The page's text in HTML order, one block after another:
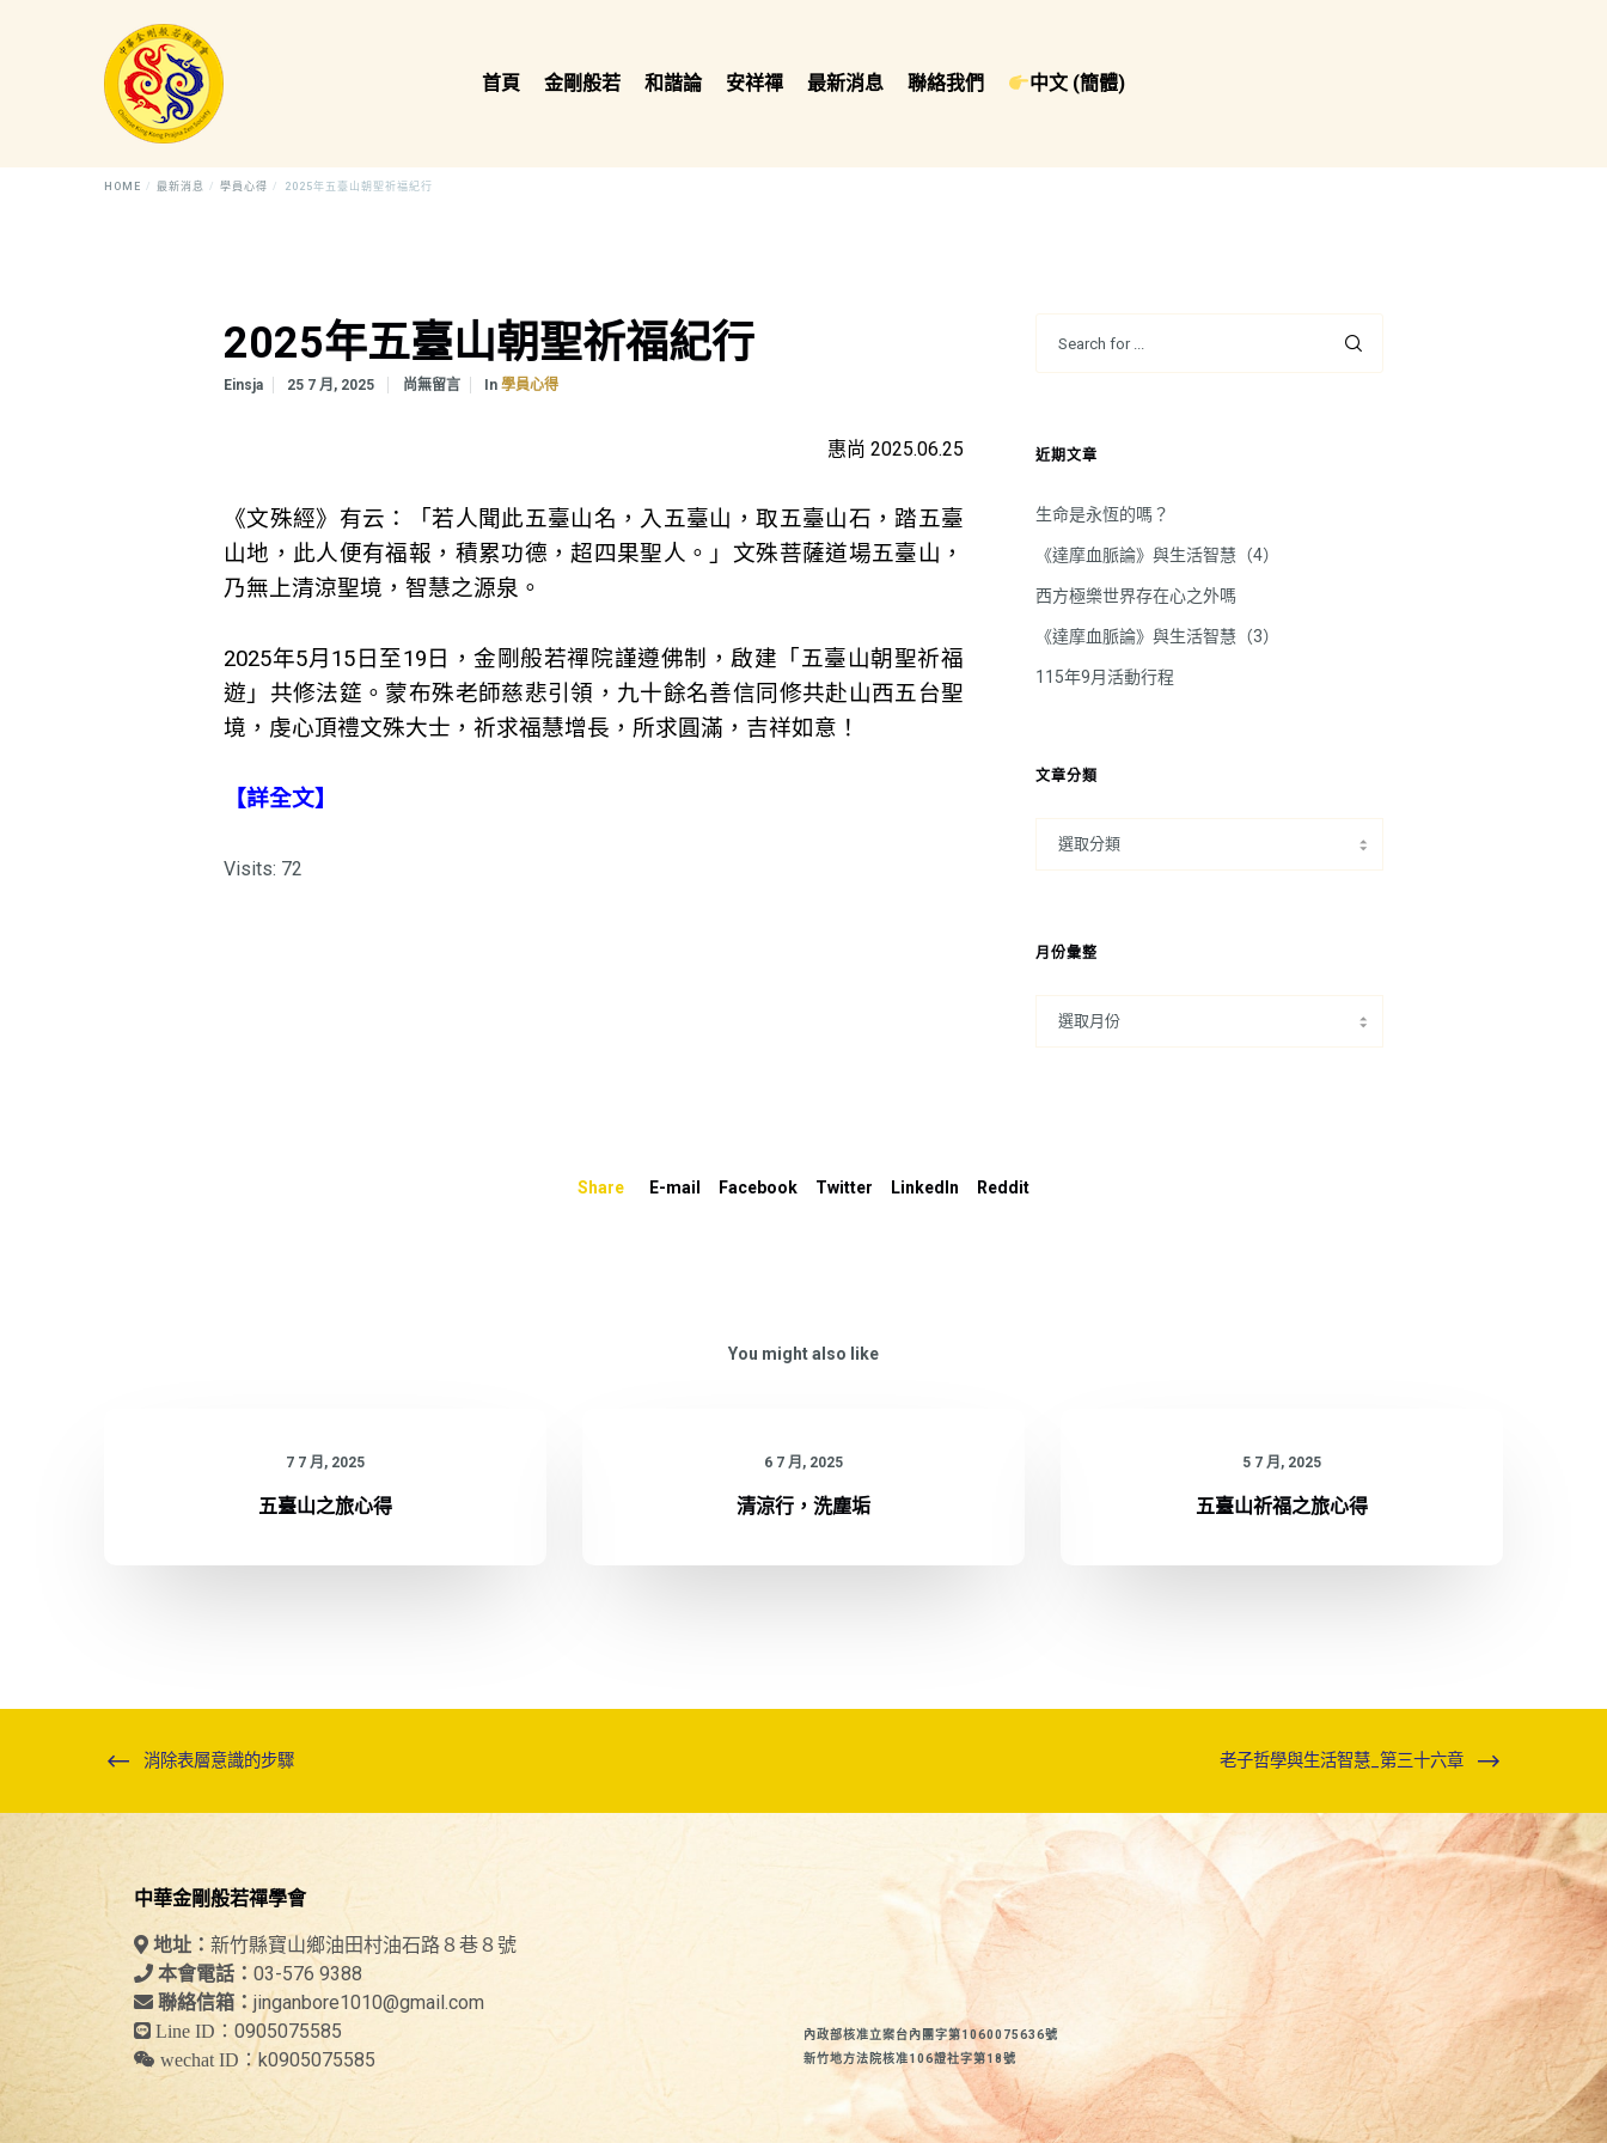
首頁 金剛般若 和諧論 安祥禪 最新消息 聯絡我們 中文 (簡體)
HOME 最新消息 學員心得 2025年五臺山朝聖祈福紀行
2025年五臺山朝聖祈福紀行
Einsja 25 7 月, 2025 尚無留言 In學員心得
惠尚 2025.06.25
《文殊經》有云：「若人聞此五臺山名，入五臺山，取五臺山石，踏五臺
山地，此人便有福報，積累功德，超四果聖人。」文殊菩薩道場五臺山，
乃無上清涼聖境，智慧之源泉。
2025年5月15日至19日，金剛般若禪院謹遵佛制，啟建「五臺山朝聖祈福
遊」共修法筵。蒙布殊老師慈悲引領，九十餘名善信同修共赴山西五台聖
境，虔心頂禮文殊大士，祈求福慧增長，所求圓滿，吉祥如意！
【詳全文】
Visits: 72
近期文章
生命是永恆的嗎？
《達摩血脈論》與生活智慧（4）
西方極樂世界存在心之外嗎
《達摩血脈論》與生活智慧（3）
115年9月活動行程
文章分類
月份彙整
Share E-mail Facebook Twitter LinkedIn Reddit
You might also like
7 7 月, 2025
五臺山之旅心得
6 7 月, 2025
清涼行，洗塵垢
5 7 月, 2025
五臺山祈福之旅心得
消除表層意識的步驟 老子哲學與生活智慧_第三十六章
中華金剛般若禪學會
地址： 新竹縣寶山鄉油田村油石路８巷８號
本會電話： 03-576 9388
聯絡信箱： jinganbore1010@gmail.com
Line ID： 0905075585
wechat ID：k0905075585
內政部核准立案台內團字第1060075636號
新竹地方法院核准106證社字第18號